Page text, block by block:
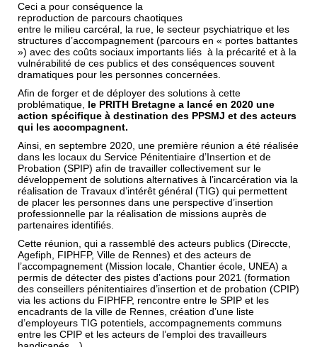
Ceci a pour conséquence la
reproduction de parcours chaotiques
entre le milieu carcéral, la rue, le secteur psychiatrique et les
structures d’accompagnement (parcours en « portes battantes
») avec des coûts sociaux importants liés à la précarité et à la
vulnérabilité de ces publics et des conséquences souvent
dramatiques pour les personnes concernées.
Afin de forger et de déployer des solutions à cette
problématique, le PRITH Bretagne a lancé en 2020 une
action spécifique à destination des PPSMJ et des acteurs
qui les accompagnent.
Ainsi, en septembre 2020, une première réunion a été réalisée
dans les locaux du Service Pénitentiaire d’Insertion et de
Probation (SPIP) afin de travailler collectivement sur le
développement de solutions alternatives à l’incarcération via la
réalisation de Travaux d’intérêt général (TIG) qui permettent
de placer les personnes dans une perspective d’insertion
professionnelle par la réalisation de missions auprès de
partenaires identifiés.
Cette réunion, qui a rassemblé des acteurs publics (Direccte,
Agefiph, FIPHFP, Ville de Rennes) et des acteurs de
l’accompagnement (Mission locale, Chantier école, UNEA) a
permis de détecter des pistes d’actions pour 2021 (formation
des conseillers pénitentiaires d’insertion et de probation (CPIP)
via les actions du FIPHFP, rencontre entre le SPIP et les
encadrants de la ville de Rennes, création d’une liste
d’employeurs TIG potentiels, accompagnements communs
entre les CPIP et les acteurs de l’emploi des travailleurs